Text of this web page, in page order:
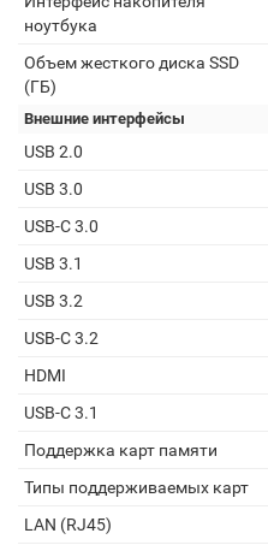
ноутбука
Объем жесткого диска SSD
(ГБ)
Внешние интерфейсы
USB 2.0
USB 3.0
USB-C 3.0
USB 3.1
USB 3.2
USB-C 3.2
HDMI
USB-C 3.1
Поддержка карт памяти
Типы поддерживаемых карт
LAN (RJ45)